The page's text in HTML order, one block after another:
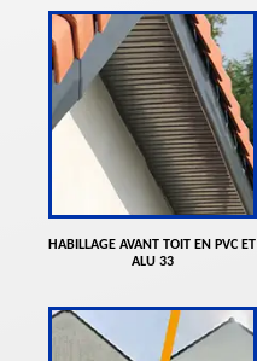
HABILLAGE AVANT TOIT EN PVC ET
ALU 33